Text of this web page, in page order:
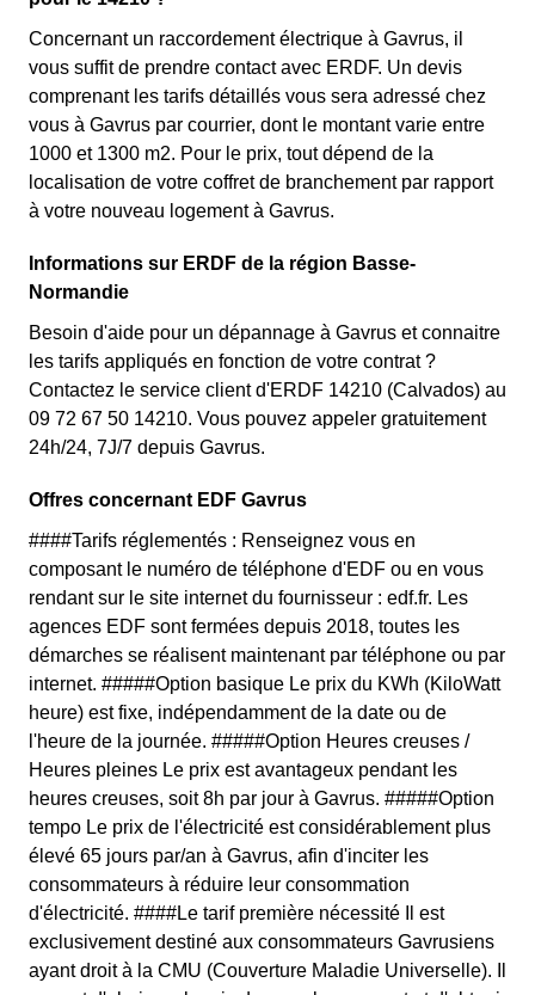
Concernant un raccordement électrique à Gavrus, il
vous suffit de prendre contact avec ERDF. Un devis
comprenant les tarifs détaillés vous sera adressé chez
vous à Gavrus par courrier, dont le montant varie entre
1000 et 1300 m2. Pour le prix, tout dépend de la
localisation de votre coffret de branchement par rapport
à votre nouveau logement à Gavrus.
Informations sur ERDF de la région Basse-
Normandie
Besoin d'aide pour un dépannage à Gavrus et connaitre
les tarifs appliqués en fonction de votre contrat ?
Contactez le service client d'ERDF 14210 (Calvados) au
09 72 67 50 14210. Vous pouvez appeler gratuitement
24h/24, 7J/7 depuis Gavrus.
Offres concernant EDF Gavrus
####Tarifs réglementés : Renseignez vous en
composant le numéro de téléphone d'EDF ou en vous
rendant sur le site internet du fournisseur : edf.fr. Les
agences EDF sont fermées depuis 2018, toutes les
démarches se réalisent maintenant par téléphone ou par
internet. #####Option basique Le prix du KWh (KiloWatt
heure) est fixe, indépendamment de la date ou de
l'heure de la journée. #####Option Heures creuses /
Heures pleines Le prix est avantageux pendant les
heures creuses, soit 8h par jour à Gavrus. #####Option
tempo Le prix de l'électricité est considérablement plus
élevé 65 jours par/an à Gavrus, afin d'inciter les
consommateurs à réduire leur consommation
d'électricité. ####Le tarif première nécessité Il est
exclusivement destiné aux consommateurs Gavrusiens
ayant droit à la CMU (Couverture Maladie Universelle). Il